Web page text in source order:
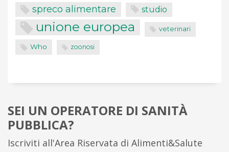
spreco alimentare studio
unione europea veterinari
Who zoonosi
SEI UN OPERATORE DI SANITÀ
PUBBLICA?
Iscriviti all'Area Riservata di Alimenti&Salute